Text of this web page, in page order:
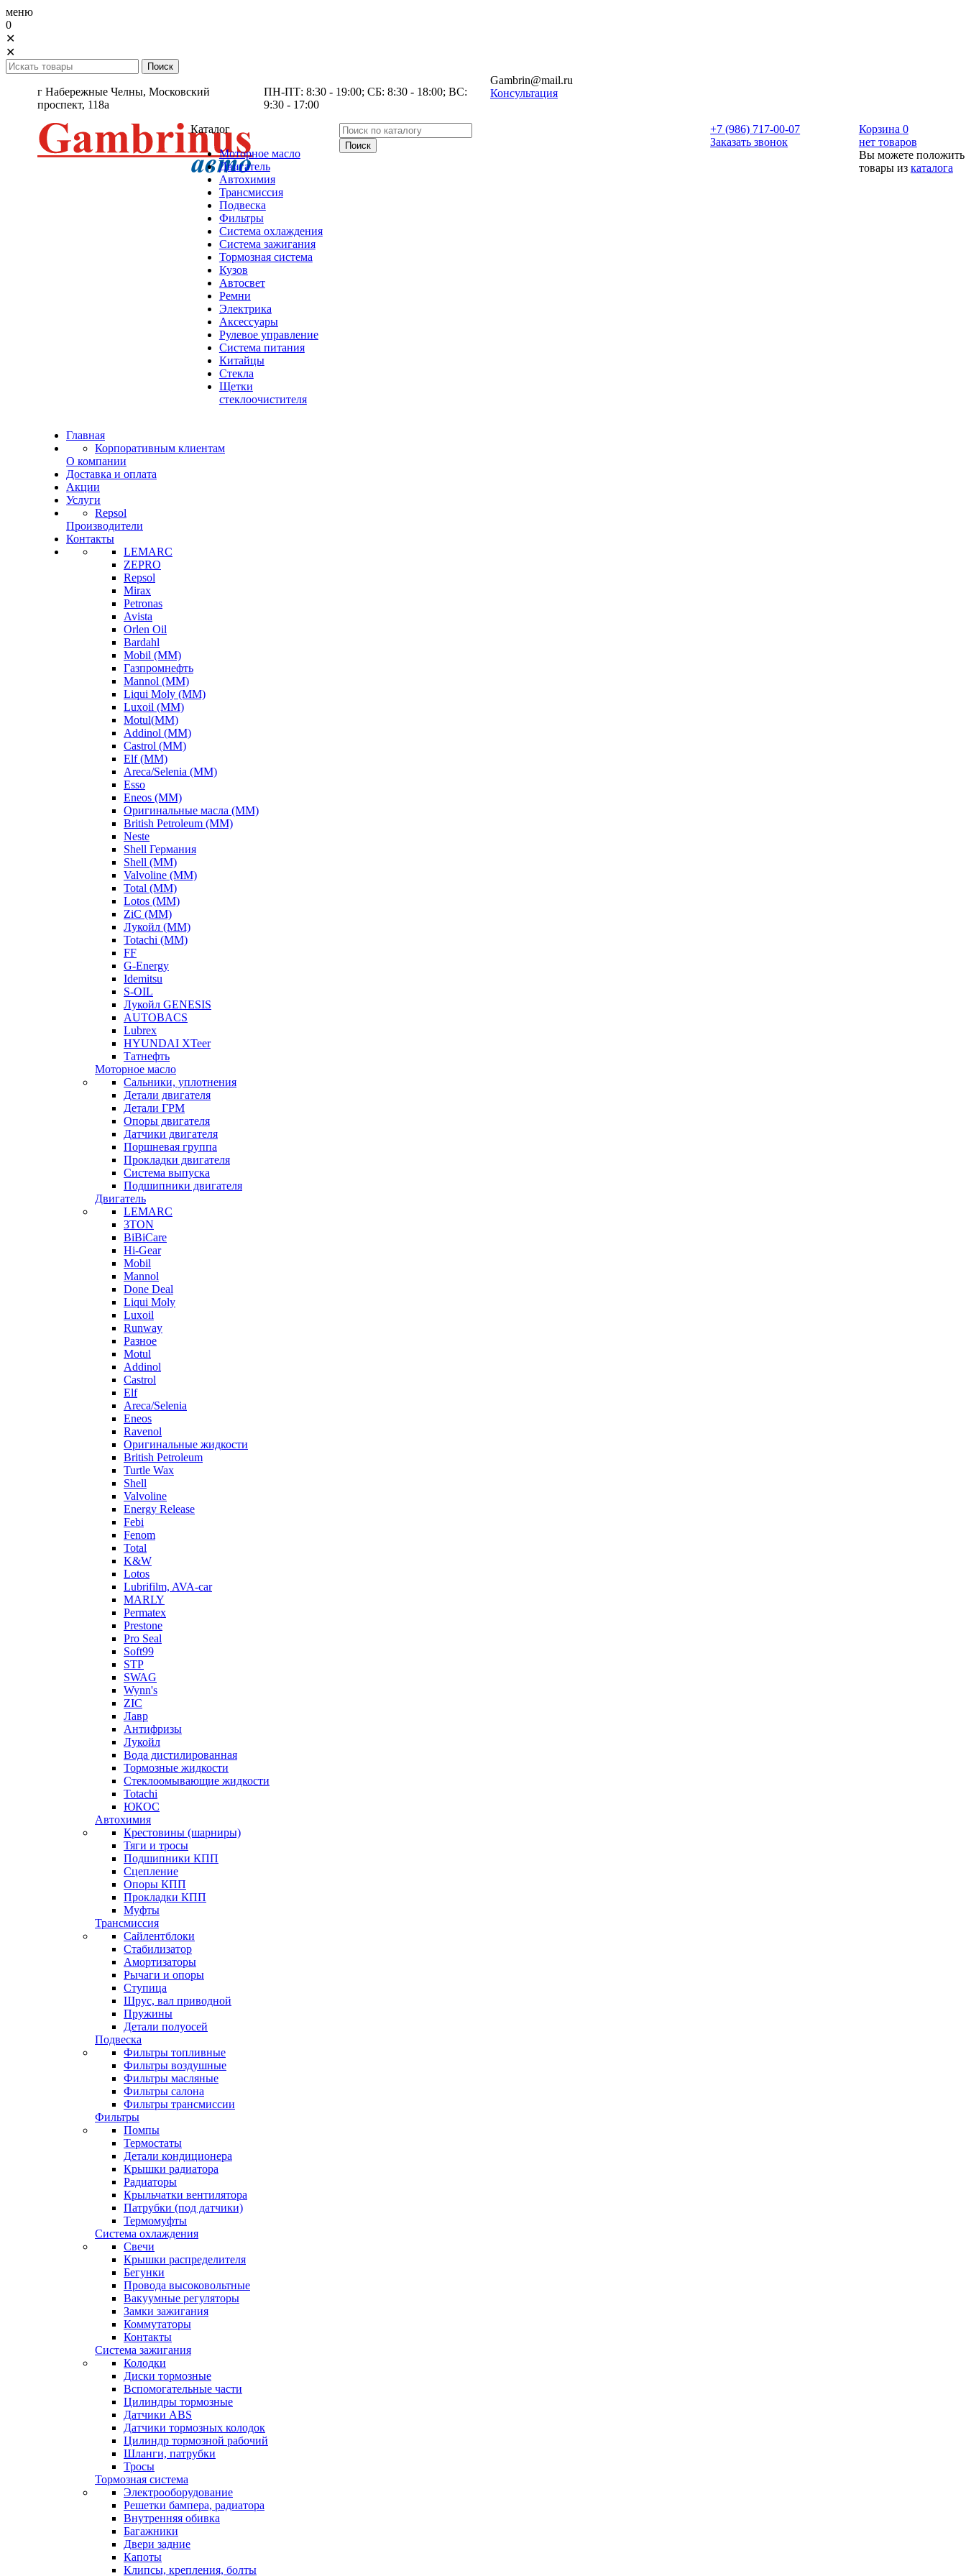
меню
0
✕
✕
г Набережные Челны, Московский
проспект, 118а
ПН-ПТ: 8:30 - 19:00; СБ: 8:30 - 18:00; ВС:
9:30 - 17:00
Gambrin@mail.ru
Консультация
Каталог
Моторное масло
Двигатель
Автохимия
Трансмиссия
Подвеска
Фильтры
Система охлаждения
Система зажигания
Тормозная система
Кузов
Автосвет
Ремни
Электрика
Аксессуары
Рулевое управление
Система питания
Китайцы
Стекла
Щетки
стеклоочистителя
+7 (986) 717-00-07
Заказать звонок
Корзина 0
нет товаров
Вы можете положить
товары из каталога
Главная
Корпоративным клиентам
О компании
Доставка и оплата
Акции
Услуги
Repsol
Производители
Контакты
LEMARC
ZEPRO
Repsol
Mirax
Petronas
Avista
Orlen Oil
Bardahl
Mobil (ММ)
Газпромнефть
Mannol (ММ)
Liqui Moly (ММ)
Luxoil (ММ)
Motul(ММ)
Addinol (ММ)
Castrol (ММ)
Elf (ММ)
Areca/Selenia (ММ)
Esso
Eneos (ММ)
Оригинальные масла (ММ)
British Petroleum (ММ)
Neste
Shell Германия
Shell (ММ)
Valvoline (ММ)
Total (ММ)
Lotos (ММ)
ZiC (ММ)
Лукойл (ММ)
Totachi (MM)
FF
G-Energy
Idemitsu
S-OIL
Лукойл GENESIS
AUTOBACS
Lubrex
HYUNDAI XTeer
Татнефть
Моторное масло
Сальники, уплотнения
Детали двигателя
Детали ГРМ
Опоры двигателя
Датчики двигателя
Поршневая группа
Прокладки двигателя
Система выпуска
Подшипники двигателя
Двигатель
LEMARC
3TON
BiBiCare
Hi-Gear
Mobil
Mannol
Done Deal
Liqui Moly
Luxoil
Runway
Разное
Motul
Addinol
Castrol
Elf
Areca/Selenia
Eneos
Ravenol
Оригинальные жидкости
British Petroleum
Turtle Wax
Shell
Valvoline
Energy Release
Febi
Fenom
Total
K&W
Lotos
Lubrifilm, AVA-car
MARLY
Permatex
Prestone
Pro Seal
Soft99
STP
SWAG
Wynn's
ZIC
Лавр
Антифризы
Лукойл
Вода дистилированная
Тормозные жидкости
Стеклоомывающие жидкости
Totachi
ЮКОС
Автохимия
Крестовины (шарниры)
Тяги и тросы
Подшипники КПП
Сцепление
Опоры КПП
Прокладки КПП
Муфты
Трансмиссия
Сайлентблоки
Стабилизатор
Амортизаторы
Рычаги и опоры
Ступица
Шрус, вал приводной
Пружины
Детали полуосей
Подвеска
Фильтры топливные
Фильтры воздушные
Фильтры масляные
Фильтры салона
Фильтры трансмиссии
Фильтры
Помпы
Термостаты
Детали кондиционера
Крышки радиатора
Радиаторы
Крыльчатки вентилятора
Патрубки (под датчики)
Термомуфты
Система охлаждения
Свечи
Крышки распределителя
Бегунки
Провода высоковольтные
Вакуумные регуляторы
Замки зажигания
Коммутаторы
Контакты
Система зажигания
Колодки
Диски тормозные
Вспомогательные части
Цилиндры тормозные
Датчики ABS
Датчики тормозных колодок
Цилиндр тормозной рабочий
Шланги, патрубки
Тросы
Тормозная система
Электрооборудование
Решетки бампера, радиатора
Внутренняя обивка
Багажники
Двери задние
Капоты
Клипсы, крепления, болты